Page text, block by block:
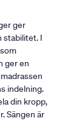
ger
stabilitet. I
ger en
indelning.
din kropp,
Sängen är